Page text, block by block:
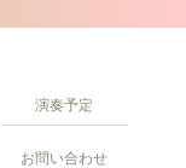
演奏予定
お問い合わせ